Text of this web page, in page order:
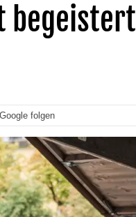
begeistert
folgen